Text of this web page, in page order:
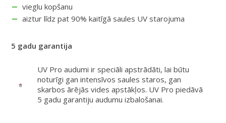
vieglu kopšanu
aiztur līdz pat 90% kaitīgā saules UV starojuma
5 gadu garantija
UV Pro audumi ir speciāli apstrādāti, lai būtu
noturīgi gan intensīvos saules staros, gan
skarbos ārējās vides apstākļos. UV Pro piedāvā
5 gadu garantiju audumu izbalošanai.